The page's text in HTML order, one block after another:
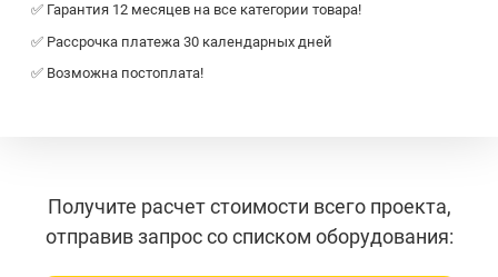
✅ Гарантия 12 месяцев на все категории товара!
✅ Рассрочка платежа 30 календарных дней
✅ Возможна постоплата!
Получите расчет стоимости всего проекта,
отправив запрос со списком оборудования: